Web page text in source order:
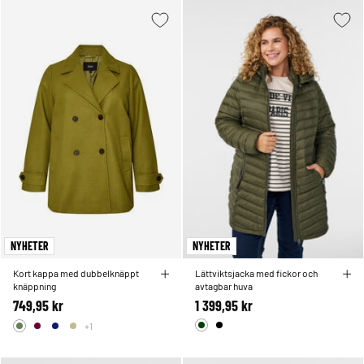
NYHETER
Kort kappa med dubbelknäppt
knäppning
749,95 kr
+1
NYHETER
Lättviktsjacka med fickor och
avtagbar huva
1 399,95 kr